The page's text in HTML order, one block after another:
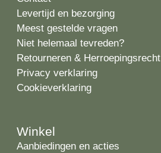
Levertijd en bezorging
Meest gestelde vragen
Niet helemaal tevreden?
Retourneren & Herroepingsrecht
Privacy verklaring
Cookieverklaring
Winkel
Aanbiedingen en acties